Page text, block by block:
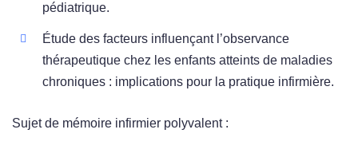
pédiatrique.
Étude des facteurs influençant l’observance
thérapeutique chez les enfants atteints de maladies
chroniques : implications pour la pratique infirmière.
Sujet de mémoire infirmier polyvalent :